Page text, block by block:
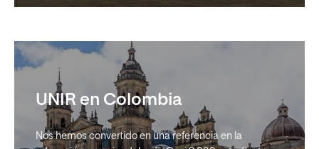
UNIR en Colombia
Nos hemos convertido en una referencia en la